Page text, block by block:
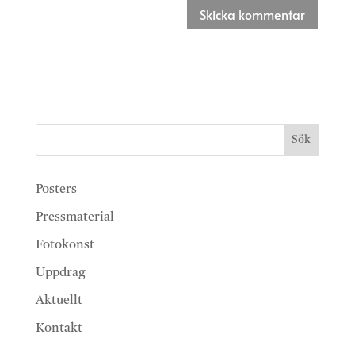
Sök
Posters
Pressmaterial
Fotokonst
Uppdrag
Aktuellt
Kontakt